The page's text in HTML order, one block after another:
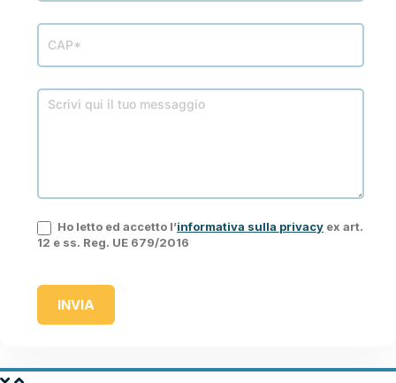
Ho letto ed accetto l’informativa sulla privacy ex art.
12 e ss. Reg. UE 679/2016
INVIA